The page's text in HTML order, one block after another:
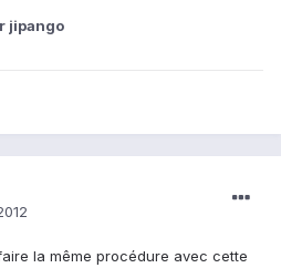
jipango
la même procédure avec cette